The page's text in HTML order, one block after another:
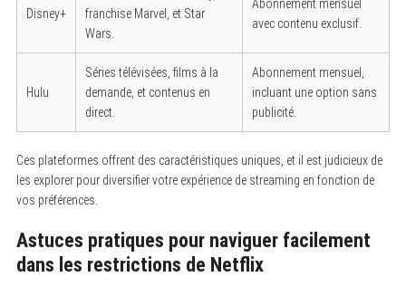
Disney+
franchise Marvel, et Star
Wars.
Abonnement mensuel
avec contenu exclusif.
Hulu
Séries télévisées, films à la
demande, et contenus en
direct.
Abonnement mensuel,
incluant une option sans
publicité.
Ces plateformes offrent des caractéristiques uniques, et il est judicieux de
les explorer pour diversifier votre expérience de streaming en fonction de
vos préférences.
Astuces pratiques pour naviguer facilement
dans les restrictions de Netflix